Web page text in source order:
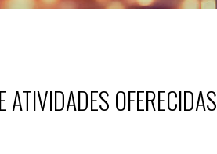
ATIVIDADES OFERECIDAS